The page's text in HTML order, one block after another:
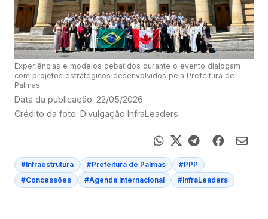
Experiências e modelos debatidos durante o evento dialogam
com projetos estratégicos desenvolvidos pela Prefeitura de
Palmas
Data da publicação: 22/05/2026
Crédito da foto: Divulgação InfraLeaders
#Infraestrutura #Prefeitura de Palmas
#PPP
#Concessões
#Agenda Internacional #InfraLeaders